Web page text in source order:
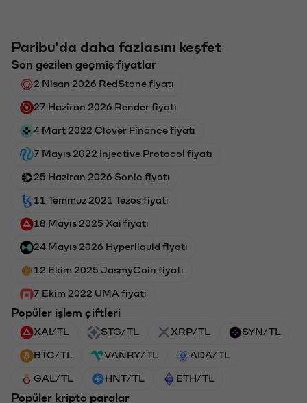
Paribu'da daha fazlasını keşfet
Son gezilen geçmiş fiyatlar
2 Nisan 2026 RedStone fiyatı
27 Haziran 2026 Render fiyatı
4 Mart 2022 Clover Finance fiyatı
7 Mayıs 2022 Injective Protocol fiyatı
25 Haziran 2026 Sonic fiyatı
11 Temmuz 2021 Tezos fiyatı
18 Mayıs 2025 Xai fiyatı
24 Mayıs 2026 Hyperliquid fiyatı
12 Ekim 2025 JasmyCoin fiyatı
7 Ekim 2022 UMA fiyatı
Popüler işlem çiftleri
XAI/TL STG/TL XRP/TL SYN/TL
BTC/TL VANRY/TL ADA/TL
GAL/TL HNT/TL ETH/TL
Popüler kripto paralar